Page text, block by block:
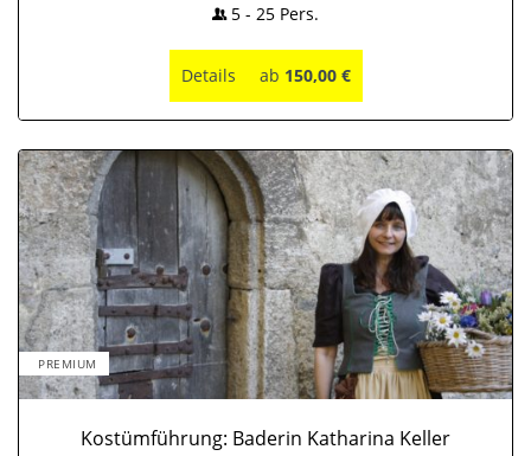
5 - 25 Pers.
Details ab 150,00 €
PREMIUM
Kostümführung: Baderin Katharina Keller